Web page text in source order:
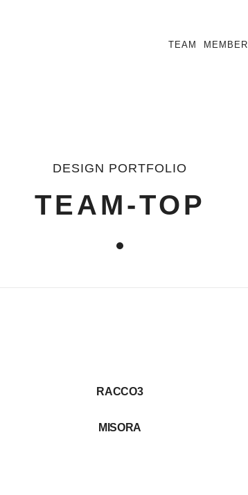
TEAM MEMBER
DESIGN PORTFOLIO
TEAM-TOP
RACCO3
MISORA